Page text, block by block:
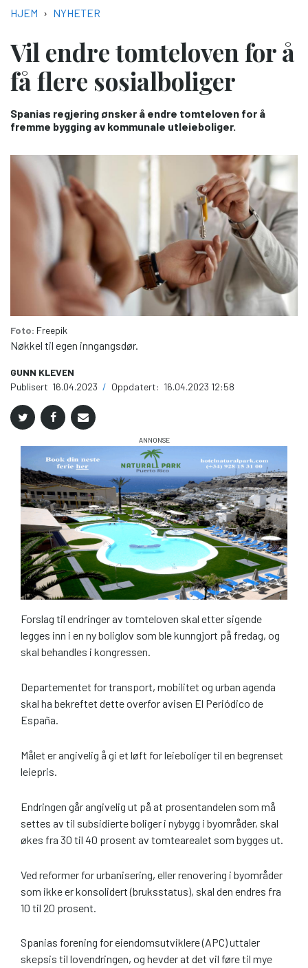
NAVIGASJONSSTI
HJEM NYHETER
Vil endre tomteloven for å
få flere sosialboliger
Spanias regjering ønsker å endre tomteloven for å
fremme bygging av kommunale utleieboliger.
Foto: Freepik
Nøkkel til egen inngangsdør.
GUNN KLEVEN
Publisert 16.04.2023 / Oppdatert: 16.04.2023 12:58
Forslag til endringer av tomteloven skal etter sigende
legges inn i en ny boliglov som ble kunngjort på fredag, og
skal behandles i kongressen.
Departementet for transport, mobilitet og urban agenda
skal ha bekreftet dette overfor avisen El Periódico de
España.
Målet er angivelig å gi et løft for leieboliger til en begrenset
leiepris.
Endringen går angivelig ut på at prosentandelen som må
settes av til subsidierte boliger i nybygg i byområder, skal
økes fra 30 til 40 prosent av tomtearealet som bygges ut.
Ved reformer for urbanisering, eller renovering i byområder
som ikke er konsolidert (bruksstatus), skal den endres fra
10 til 20 prosent.
Spanias forening for eiendomsutviklere (APC) uttaler
skepsis til lovendringen, og hevder at det vil føre til mye